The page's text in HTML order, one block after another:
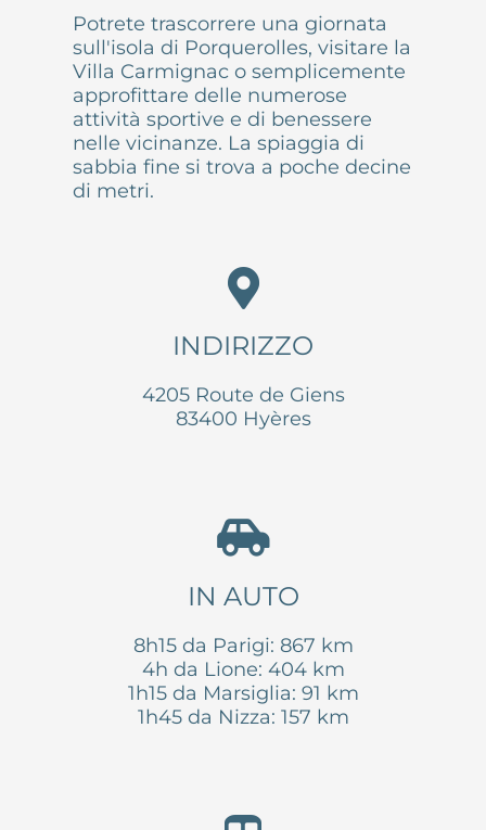
Potrete trascorrere una giornata
sull'isola di Porquerolles, visitare la
Villa Carmignac o semplicemente
approfittare delle numerose
attività sportive e di benessere
nelle vicinanze. La spiaggia di
sabbia fine si trova a poche decine
di metri.
INDIRIZZO
4205 Route de Giens
83400 Hyères
IN AUTO
8h15 da Parigi: 867 km
4h da Lione: 404 km
1h15 da Marsiglia: 91 km
1h45 da Nizza: 157 km